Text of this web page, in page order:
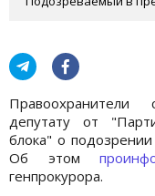
депутату от
блока" о
Об этом
генпрокурора.